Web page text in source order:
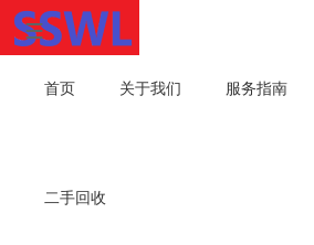
首页 关于我们 服务指南
二手回收